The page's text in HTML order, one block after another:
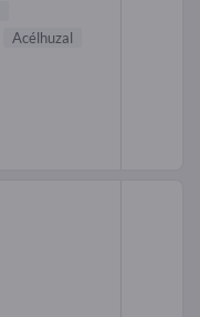
Acélhuzal